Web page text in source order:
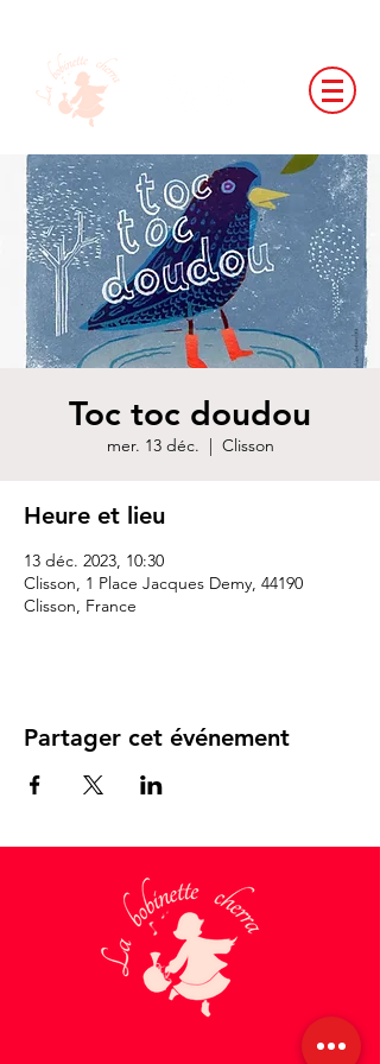
Toc toc doudou
mer. 13 déc.
  |
Clisson
Heure et lieu
13 déc. 2023, 10:30
Clisson, 1 Place Jacques Demy, 44190
Clisson, France
Partager cet événement